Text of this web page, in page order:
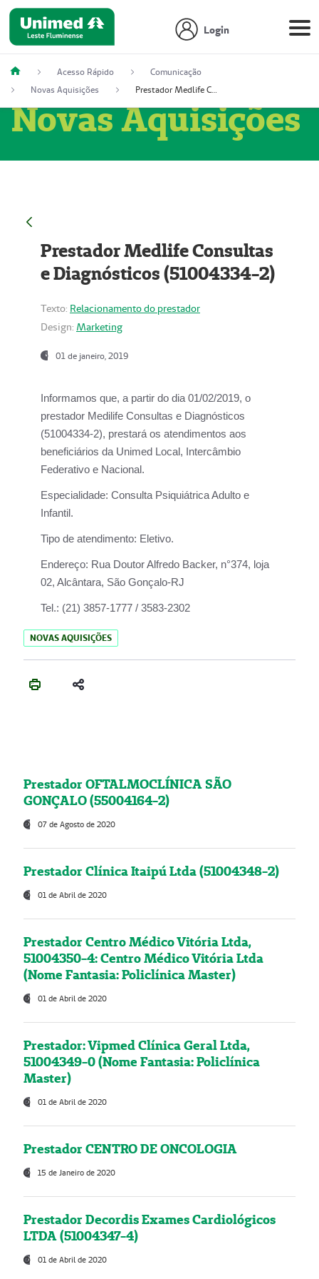
Login
Acesso Rápido
Comunicação
Novas Aquisições
Prestador Medlife Consultas e Diagnósticos (51004334-2)
Novas Aquisições
Prestador Medlife Consultas
e Diagnósticos (51004334-2)
Texto: Relacionamento do prestador
Design: Marketing
01 de janeiro, 2019
Informamos que, a partir do dia 01/02/2019, o
prestador Medilife Consultas e Diagnósticos
(51004334-2), prestará os atendimentos aos
beneficiários da Unimed Local, Intercâmbio
Federativo e Nacional.
Especialidade: Consulta Psiquiátrica Adulto e
Infantil.
Tipo de atendimento: Eletivo.
Endereço: Rua Doutor Alfredo Backer, n°374, loja
02, Alcântara, São Gonçalo-RJ
Tel.: (21) 3857-1777 / 3583-2302
NOVAS AQUISIÇÕES
Prestador OFTALMOCLÍNICA SÃO
GONÇALO (55004164-2)
07 de Agosto de 2020
Prestador Clínica Itaipú Ltda (51004348-2)
01 de Abril de 2020
Prestador Centro Médico Vitória Ltda,
51004350-4: Centro Médico Vitória Ltda
(Nome Fantasia: Policlínica Master)
01 de Abril de 2020
Prestador: Vipmed Clínica Geral Ltda,
51004349-0 (Nome Fantasia: Policlínica
Master)
01 de Abril de 2020
Prestador CENTRO DE ONCOLOGIA
15 de Janeiro de 2020
Prestador Decordis Exames Cardiológicos
LTDA (51004347-4)
01 de Abril de 2020